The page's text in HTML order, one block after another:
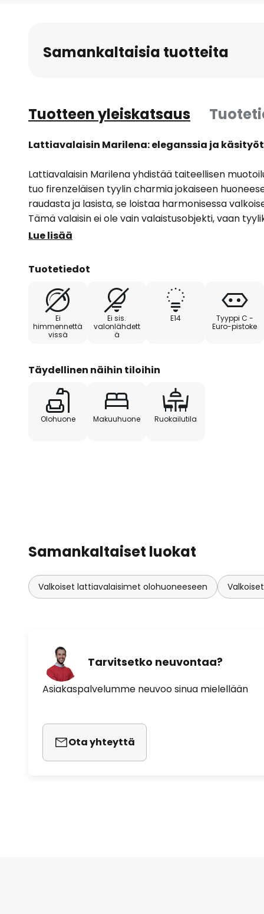
Samankaltaisia tuotteita
Tuotteen yleiskatsaus
Lattiavalaisin Marilena: eleganssia ja
Lattiavalaisin Marilena yhdistää taiteellisen
tuo firenzeläisen tyylin charmia jokaiseen
raudasta ja lasista, se loistaa harmonisessa
Tämä valaisin ei ole vain valaistusobjekti, vaan
Sen 3-lamppuinen malli takaa tasaisen ja
ruokailuhuoneeseen.
Lattiavalaisimen Marilena erityispiirre on sen
laadun ja perinteen. Huolellinen valmistus
eksklusiivisuutta ja pitkäikäisyyttä.
saumattomasti klassisiin ja tyylikkäisiin
Lue lisää
Tuotetiedot
Ei
himmennettä
vissä
Ei sis.
valonlähdett
ä
E14
Tyyppi C -
Euro-pistoke
Täydellinen näihin tiloihin
Olohuone Makuuhuone Ruokailutila
Samankaltaiset luokat
Valkoiset lattiavalaisimet olohuoneeseen
Tarvitsetko neuvontaa?
Asiakaspalvelumme neuvoo sinua mielellään
Ota yhteyttä